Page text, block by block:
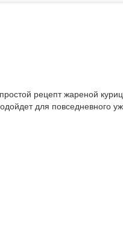
рецепт жареной
для повседневного